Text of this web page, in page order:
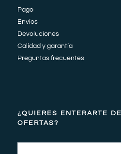
Pago
Envíos
Devoluciones
Calidad y garantía
Preguntas frecuentes
¿QUIERES ENTERARTE
OFERTAS?